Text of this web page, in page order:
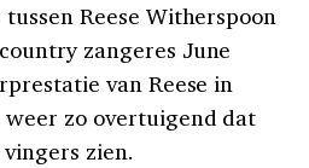
Reese Witherspoon
zangeres June
van Reese in
zo overtuigend dat
zien.